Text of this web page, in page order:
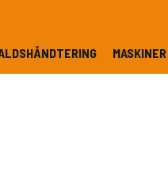
MASKINER